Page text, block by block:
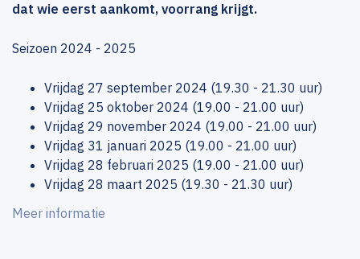
dat wie eerst aankomt, voorrang krijgt.
Seizoen 2024 - 2025
Vrijdag 27 september 2024 (19.30 - 21.30 uur)
Vrijdag 25 oktober 2024 (19.00 - 21.00 uur)
Vrijdag 29 november 2024 (19.00 - 21.00 uur)
Vrijdag 31 januari 2025 (19.00 - 21.00 uur)
Vrijdag 28 februari 2025 (19.00 - 21.00 uur)
Vrijdag 28 maart 2025 (19.30 - 21.30 uur)
Meer informatie